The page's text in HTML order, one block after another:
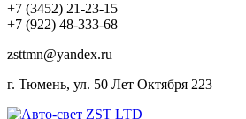
+7 (3452) 21-23-15
+7 (922) 48-333-68
zsttmn@yandex.ru
г. Тюмень, ул. 50 Лет Октября 223